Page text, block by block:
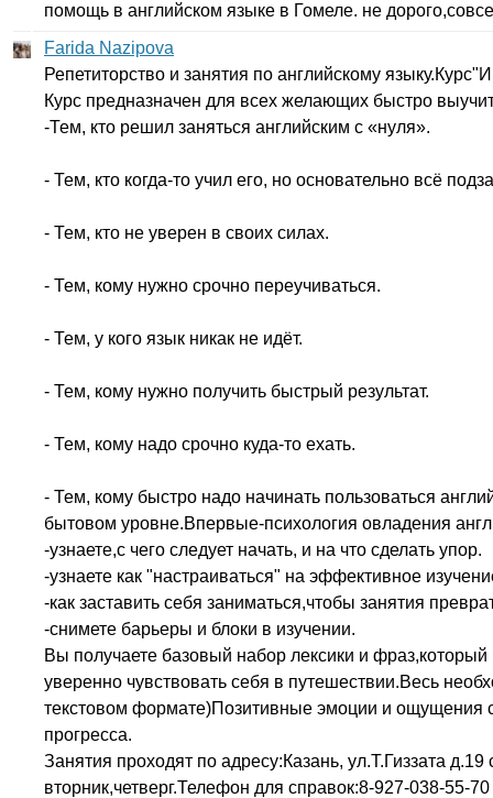
помощь в английском языке в Гомеле. не
Farida Nazipova
Репетиторство и занятия по английскому
Курс предназначен для всех желающих быстро
-Тем, кто решил заняться английским с «нуля».
- Тем, кто когда-то учил его, но основательно всё
- Тем, кто не уверен в своих силах.
- Тем, кому нужно срочно переучиваться.
- Тем, у кого язык никак не идёт.
- Тем, кому нужно получить быстрый результат.
- Тем, кому надо срочно куда-то ехать.
- Тем, кому быстро надо начинать пользоваться
бытовом уровне.Впервые-психология овладения
-узнаете,с чего следует начать, и на что сделать упор.
-узнаете как "настраиваться" на эффективное
-как заставить себя заниматься,чтобы занятия
-снимете барьеры и блоки в изучении.
Вы получаете базовый набор лексики и
уверенно чувствовать себя в путешествии.Весь
текстовом формате)Позитивные эмоции и ощущения
прогресса.
Занятия проходят по адресу:Казань, ул.Т.Гиззата д.19
вторник,четверг.Телефон для справок:8-927-038-55-